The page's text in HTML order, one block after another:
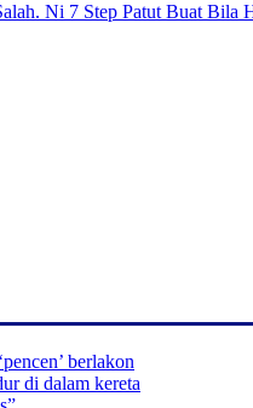
Ni 7 Step Patut Buat Bila
berlakon
di dalam kereta